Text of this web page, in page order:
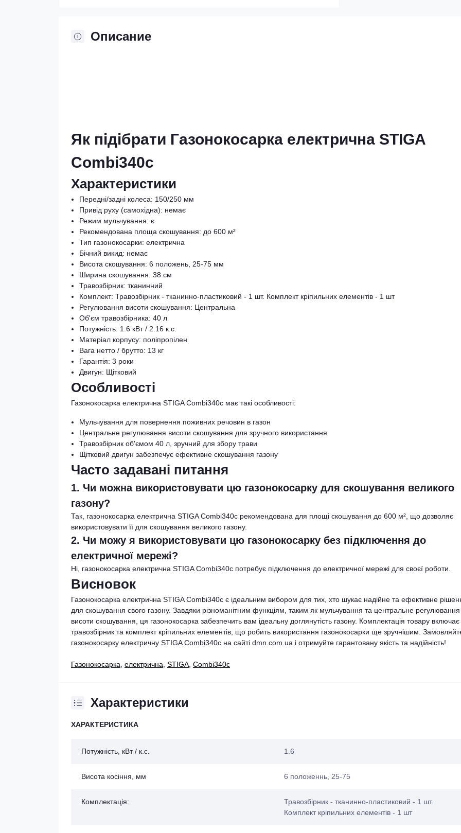
Описание
Як підібрати Газонокосарка електрична STIGA
Combi340c
Характеристики
Передні/задні колеса: 150/250 мм
Привід руху (самохідна): немає
Режим мульчування: є
Рекомендована площа скошування: до 600 м²
Тип газонокосарки: електрична
Бічний викид: немає
Висота скошування: 6 положень, 25-75 мм
Ширина скошування: 38 см
Травозбірник: тканинний
Комплект: Травозбірник - тканинно-пластиковий - 1 шт. Комплект кріпильних елементів - 1 шт
Регулювання висоти скошування: Центральна
Об'єм травозбірника: 40 л
Потужність: 1.6 кВт / 2.16 к.с.
Матеріал корпусу: поліпропілен
Вага нетто / брутто: 13 кг
Гарантія: 3 роки
Двигун: Щітковий
Особливості
Газонокосарка електрична STIGA Combi340c має такі особливості:
Мульчування для повернення поживних речовин в газон
Центральне регулювання висоти скошування для зручного використання
Травозбірник об'ємом 40 л, зручний для збору трави
Щітковий двигун забезпечує ефективне скошування газону
Часто задавані питання
1. Чи можна використовувати цю газонокосарку для скошування великого
газону?
Так, газонокосарка електрична STIGA Combi340c рекомендована для площі скошування до 600 м², що дозволяє
використовувати її для скошування великого газону.
2. Чи можу я використовувати цю газонокосарку без підключення до
електричної мережі?
Ні, газонокосарка електрична STIGA Combi340c потребує підключення до електричної мережі для своєї роботи.
Висновок
Газонокосарка електрична STIGA Combi340c є ідеальним вибором для тих, хто шукає надійне та ефективне
для скошування свого газону. Завдяки різноманітним функціям, таким як мульчування та центральне регулювання
висоти скошування, ця газонокосарка забезпечить вам ідеальну доглянутість газону. Комплектація товару включає
травозбірник та комплект кріпильних елементів, що робить використання газонокосарки ще зручнішим.
газонокосарку електричну STIGA Combi340c на сайті dmn.com.ua і отримуйте гарантовану якість та надійність!
Газонокосарка електрична STIGA Combi340c
Характеристики
ХАРАКТЕРИСТИКА
Потужність, кВт / к.с. 1.6
Висота косіння, мм 6 положеннь, 25-75
Комплектація:
Травозбірник - тканинно-пластиковий - 1 шт.
Комплект кріпильних елементів - 1 шт